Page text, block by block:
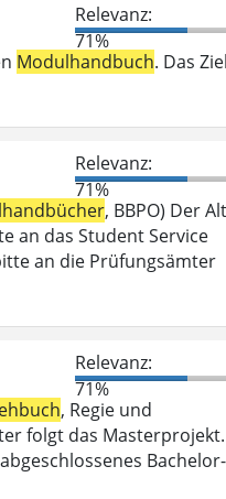
Relevanz:
71%
Modulhandbuch. Das
Relevanz:
71%
, BBPO) Der
an das Student Service
an die Prüfungsämter
Relevanz:
71%
, Regie und
folgt das Masterprojekt.
Bachelor-